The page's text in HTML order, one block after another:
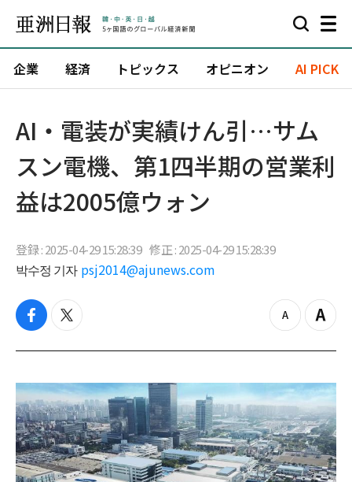
企業 経済 トピックス オピニオン AI PICK
AI・電装が実績けん引…サム
スン電機、第1四半期の営業利
益は2005億ウォン
登録 : 2025-04-29 15:28:39 修正 : 2025-04-29 15:28:39
박수정 기자 psj2014@ajunews.com
f
c
b
o
o
k
t
i
t
e
r
z
o
o
u
t
Z
o
i
n